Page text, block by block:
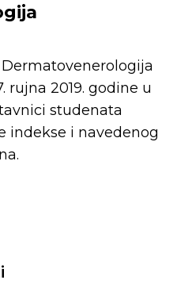
rujna 2019. godine u
studenata
indekse i navedenog